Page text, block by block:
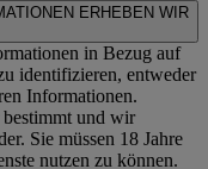
ERHEBEN WIR
in Bezug auf
identifizieren, entweder
Informationen.
und wir
Sie müssen 18 Jahre
nutzen zu können.